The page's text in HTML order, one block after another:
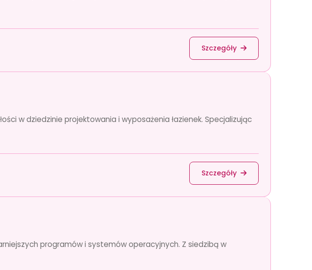
Szczegóły
w dziedzinie projektowania i wyposażenia łazienek. Specjalizując
Szczegóły
programów i systemów operacyjnych. Z siedzibą w